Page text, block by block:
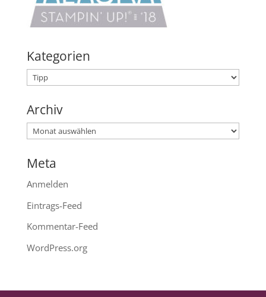
Kategorien
Kategorien
Archiv
Archiv
Meta
Anmelden
Eintrags-Feed
Kommentar-Feed
WordPress.org